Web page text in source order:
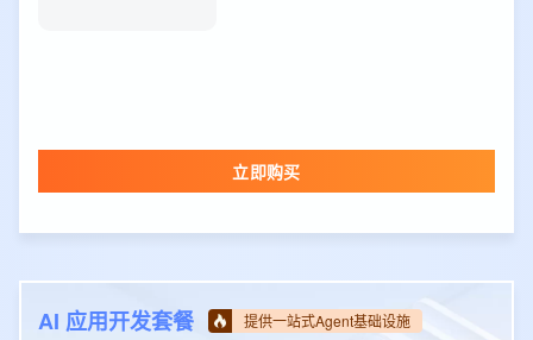
立即购买
AI 应用开发套餐 提供一站式Agent基础设施